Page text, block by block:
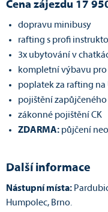
Cena zájezdu 17
dopravu minibusy
rafting s profi
3x ubytování v
kompletní výbavu
poplatek za rafting na
pojištění
zákonné pojištění CK
ZDARMA: půjčení
Další informace
Nástupní místa:
Humpolec, Brno.